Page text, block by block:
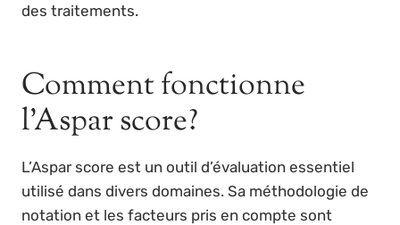
des traitements.
Comment fonctionne
l’Aspar score?
L’Aspar score est un outil d’évaluation essentiel
utilisé dans divers domaines. Sa méthodologie de
notation et les facteurs pris en compte sont